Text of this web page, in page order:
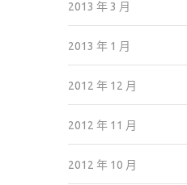
2013 年 3 月
2013 年 1 月
2012 年 12 月
2012 年 11 月
2012 年 10 月